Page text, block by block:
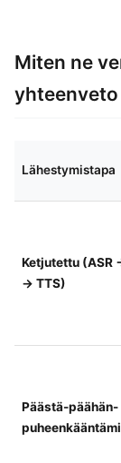
Miten ne
yhteenveto
Lähestymistapa
Ketjutettu (ASR
→ TTS)
Päästä-päähän-